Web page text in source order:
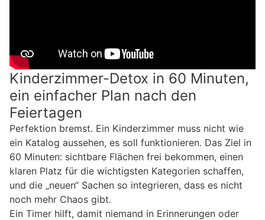
Kinderzimmer-Detox in 60 Minuten,
ein einfacher Plan nach den
Feiertagen
Perfektion bremst. Ein Kinderzimmer muss nicht wie
ein Katalog aussehen, es soll funktionieren. Das Ziel in
60 Minuten: sichtbare Flächen frei bekommen, einen
klaren Platz für die wichtigsten Kategorien schaffen,
und die „neuen“ Sachen so integrieren, dass es nicht
noch mehr Chaos gibt.
Ein Timer hilft, damit niemand in Erinnerungen oder